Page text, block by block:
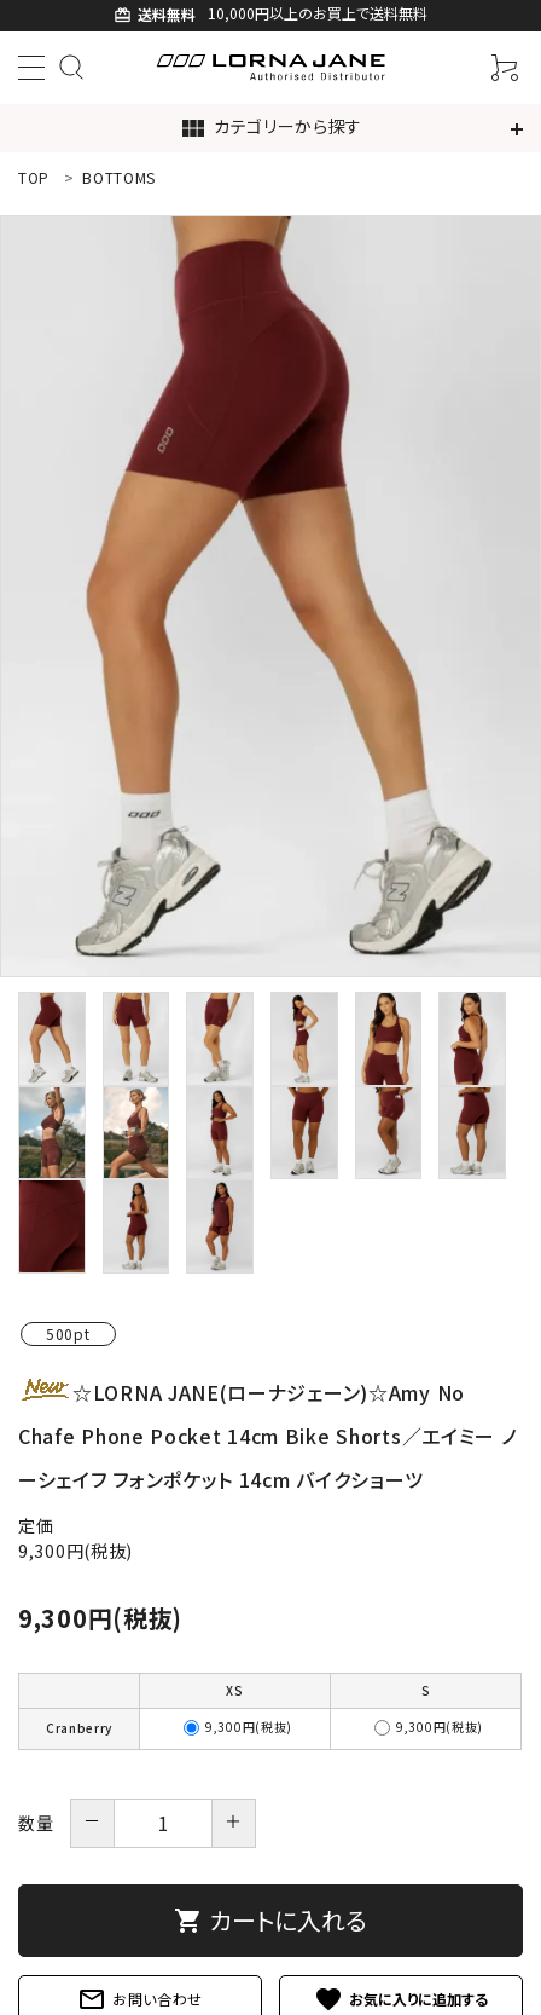
card_giftcard 送料無料 10,000円以上のお買上で送料無料
view_module カテゴリーから探す
ACCOUNT MENU
ようこそ ゲスト 様
新規会員登録
アイテムから探す
カラーから探す
INFORMATIOM
TOP BOTTOMS
500pt
☆LORNA JANE(ローナジェーン)☆Amy No
Chafe Phone Pocket 14cm Bike Shorts／エイミー ノ
ーシェイフ フォンポケット 14cm バイクショーツ
定価
9,300円(税抜)
9,300円(税抜)
XS S
Cranberry 9,300円(税抜) 9,300円(税抜)
数量 － ＋
shopping_cart カートに入れる
mail_outline お問い合わせ favorite